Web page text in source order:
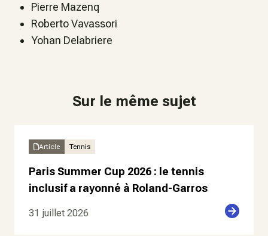
Pierre Mazenq
Roberto Vavassori
Yohan Delabriere
Sur le même sujet
Article Tennis
Paris Summer Cup 2026 : le tennis
inclusif a rayonné à Roland-Garros
31 juillet 2026